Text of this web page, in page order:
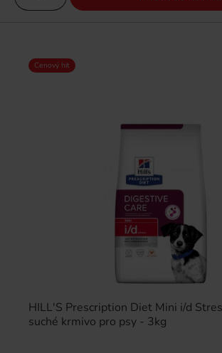
HILL'S Prescription Diet Mini i/d
suché krmivo pro psy - 3kg
Cenový hit